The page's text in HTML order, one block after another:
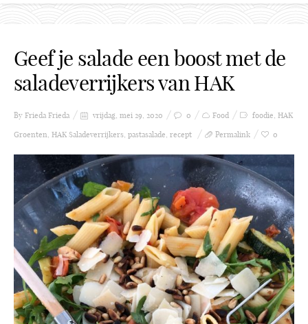
Geef je salade een boost met de
saladeverrijkers van HAK
By Frieda Frieda vrijdag, mei 29, 2020 0 Food foodie, HAK
Groenten, HAK Saladeverrijkers, pastasalade, recept Permalink 0